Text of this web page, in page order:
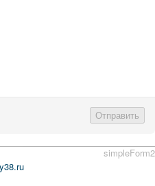
Отправить
simpleForm2